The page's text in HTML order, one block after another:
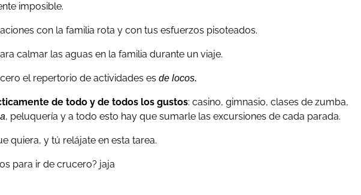
imposible.
con la familia rota y con tus esfuerzos pisoteados.
calmar las aguas en la familia durante un viaje.
el repertorio de actividades es de locos.
de todo y de todos los gustos: casino, gimnasio, clases de zumba,
, peluquería y a todo esto hay que sumarle las excursiones de cada parada.
quiera, y tú relájate en esta tarea.
para ir de crucero? jaja